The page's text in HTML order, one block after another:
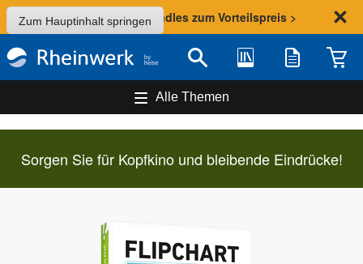
Zum Hauptinhalt springen
Sommer-Aktion: Bundles zum Vorteilspreis >
Suche Bibliothek Merkliste
Alle Themen
Sorgen Sie für Kopfkino und bleibende Eindrücke!